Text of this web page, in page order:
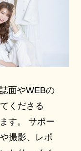
面やWEBの
くださる
す。 サポー
撮影、レポ